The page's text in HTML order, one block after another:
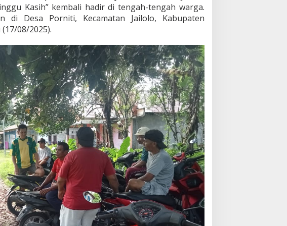
Kasih”kembali hadir di tengah-tengah warga.
di Desa Porniti, Kecamatan Jailolo, Kabupaten
08/2025).